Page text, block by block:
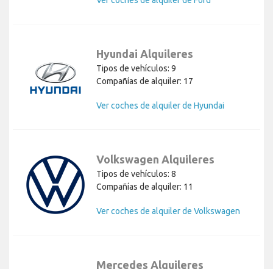
Hyundai Alquileres
Tipos de vehículos: 9
Compañías de alquiler: 17
Ver coches de alquiler de Hyundai
Volkswagen Alquileres
Tipos de vehículos: 8
Compañías de alquiler: 11
Ver coches de alquiler de Volkswagen
Mercedes Alquileres